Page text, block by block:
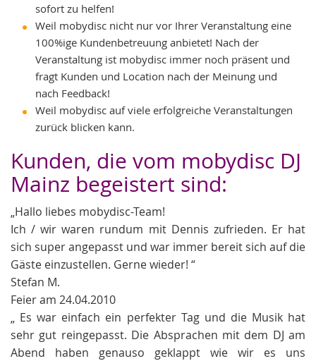
sofort zu helfen!
Weil mobydisc nicht nur vor Ihrer Veranstaltung eine
100%ige Kundenbetreuung anbietet! Nach der
Veranstaltung ist mobydisc immer noch präsent und
fragt Kunden und Location nach der Meinung und
nach Feedback!
Weil mobydisc auf viele erfolgreiche Veranstaltungen
zurück blicken kann.
Kunden, die vom mobydisc DJ
Mainz begeistert sind:
„Hallo liebes mobydisc-Team!
Ich / wir waren rundum mit Dennis zufrieden. Er hat
sich super angepasst und war immer bereit sich auf die
Gäste einzustellen. Gerne wieder! “
Stefan M.
Feier am 24.04.2010
„ Es war einfach ein perfekter Tag und die Musik hat
sehr gut reingepasst. Die Absprachen mit dem DJ am
Abend haben genauso geklappt wie wir es uns